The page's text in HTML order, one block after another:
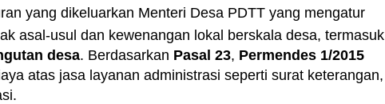
yang dikeluarkan Menteri Desa PDTT yang mengatur
asal-usul dan kewenangan lokal berskala desa, termasuk
desa. Berdasarkan Pasal 23, Permendes 1/2015
atas jasa layanan administrasi seperti surat keterangan,